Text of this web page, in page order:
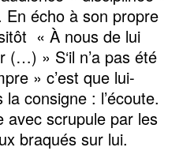
écho à son propre
« À nous de lui
(…) » S‘il n’a pas été
» c’est que lui-
consigne : l’écoute.
avec scrupule par les
braqués sur lui.